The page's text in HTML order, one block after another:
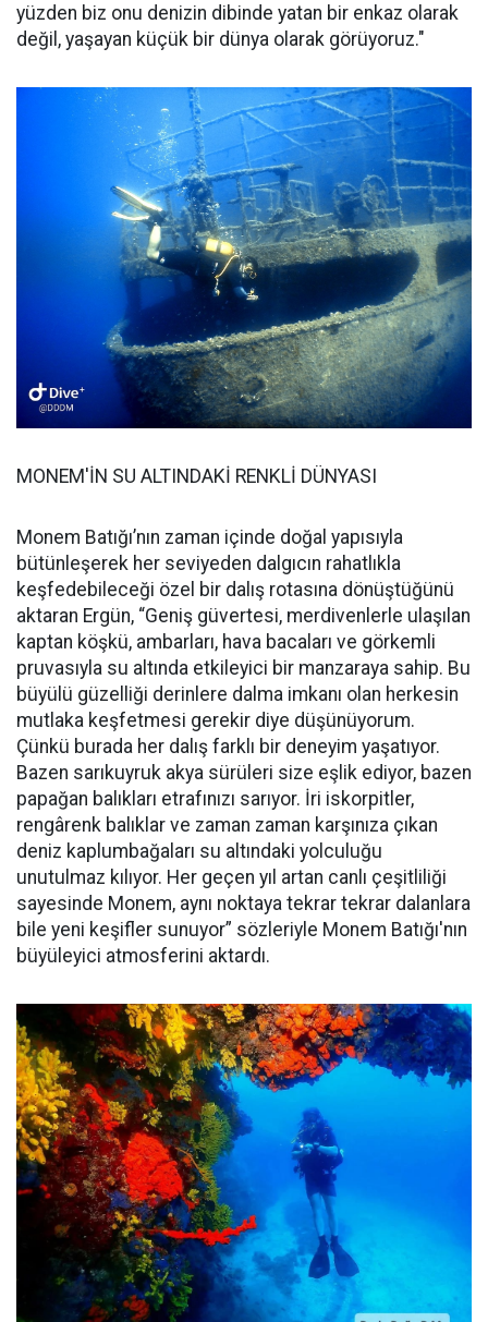
yüzden biz onu denizin dibinde yatan bir enkaz olarak
değil, yaşayan küçük bir dünya olarak görüyoruz."
MONEM'İN SU ALTINDAKİ RENKLİ DÜNYASI
Monem Batığı’nın zaman içinde doğal yapısıyla
bütünleşerek her seviyeden dalgıcın rahatlıkla
keşfedebileceği özel bir dalış rotasına dönüştüğünü
aktaran Ergün, “Geniş güvertesi, merdivenlerle ulaşılan
kaptan köşkü, ambarları, hava bacaları ve görkemli
pruvasıyla su altında etkileyici bir manzaraya sahip. Bu
büyülü güzelliği derinlere dalma imkanı olan herkesin
mutlaka keşfetmesi gerekir diye düşünüyorum.
Çünkü burada her dalış farklı bir deneyim yaşatıyor.
Bazen sarıkuyruk akya sürüleri size eşlik ediyor, bazen
papağan balıkları etrafınızı sarıyor. İri iskorpitler,
rengârenk balıklar ve zaman zaman karşınıza çıkan
deniz kaplumbağaları su altındaki yolculuğu
unutulmaz kılıyor. Her geçen yıl artan canlı çeşitliliği
sayesinde Monem, aynı noktaya tekrar tekrar dalanlara
bile yeni keşifler sunuyor” sözleriyle Monem Batığı'nın
büyüleyici atmosferini aktardı.